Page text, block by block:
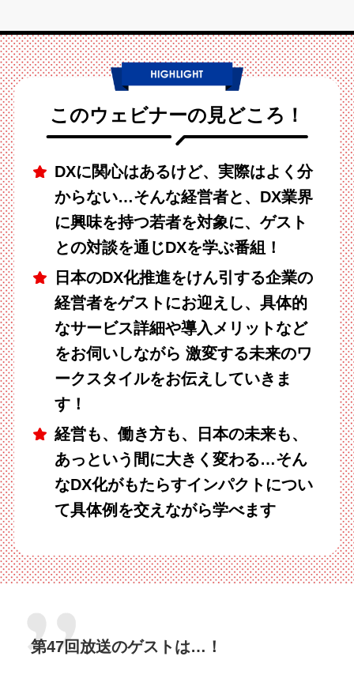
このウェビナーの見どころ！
DXに関心はあるけど、実際はよく分
からない…そんな経営者と、DX業界
に興味を持つ若者を対象に、ゲスト
との対談を通じDXを学ぶ番組！
日本のDX化推進をけん引する企業の
経営者をゲストにお迎えし、具体的
なサービス詳細や導入メリットなど
をお伺いしながら 激変する未来のワ
ークスタイルをお伝えしていきま
す！
経営も、働き方も、日本の未来も、
あっという間に大きく変わる…そん
なDX化がもたらすインパクトについ
て具体例を交えながら学べます
第47回放送のゲストは…！